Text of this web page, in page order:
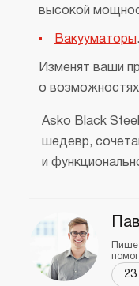
высокой
Вакууматоры .
Изменят ваши
о возможностях
Asko Black
шедевр,
и
23